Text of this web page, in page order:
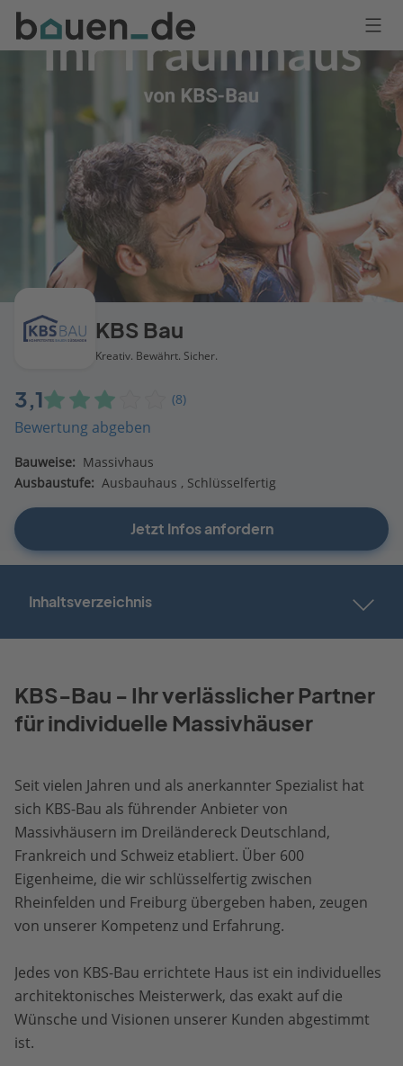
Bauen
Logo
Anmelden
KBS Bau
Kreativ. Bewährt. Sicher.
3,1 (8)
Bewertung abgeben
Bauweise: Massivhaus
Ausbaustufe: Ausbauhaus Schlüsselfertig
Jetzt Infos anfordern
Inhaltsverzeichnis
KBS-Bau - Ihr verlässlicher Partner
für individuelle Massivhäuser
Seit vielen Jahren und als anerkannter Spezialist hat
sich KBS-Bau als führender Anbieter von
Massivhäusern im Dreiländereck Deutschland,
Frankreich und Schweiz etabliert. Über 600
Eigenheime, die wir schlüsselfertig zwischen
Rheinfelden und Freiburg übergeben haben, zeugen
von unserer Kompetenz und Erfahrung.
Jedes von KBS-Bau errichtete Haus ist ein individuelles
architektonisches Meisterwerk, das exakt auf die
Wünsche und Visionen unserer Kunden abgestimmt
ist.